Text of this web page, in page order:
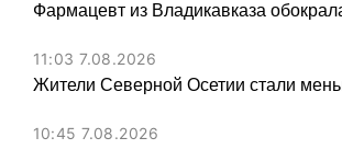
Фармацевт из Владикавказа
11:03 7.08.2026
Жители Северной Осетии стали
10:45 7.08.2026